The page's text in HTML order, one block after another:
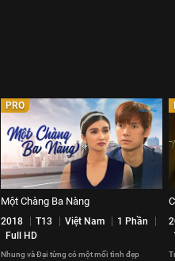
PRO
Một Chàng Ba Nàng
2018 T13 Việt Nam
1 Phần
Full HD
Nhung và Đại từng có một mối tình đẹp